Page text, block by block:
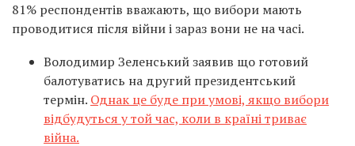
81% респондентів вважають, що вибори мають
проводитися після війни і зараз вони не на часі.
Володимир Зеленський заявив що готовий
балотуватись на другий президентський
термін. Однак це буде при умові, якщо вибори
відбудуться у той час, коли в країні триває
війна.